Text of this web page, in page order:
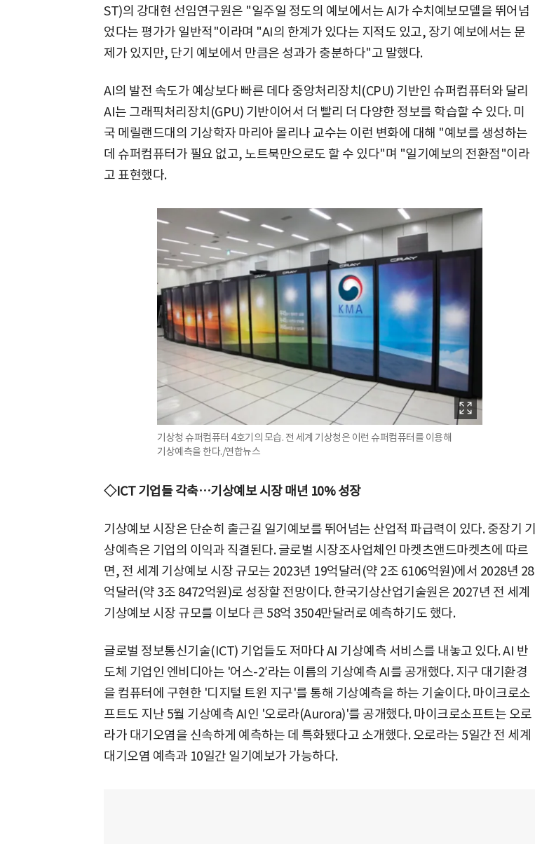
ST)의 강대현 선임연구원은 "일주일 정도의 예보에서는 AI가 수치예보모델을 뛰어넘
었다는 평가가 일반적"이라며 "AI의 한계가 있다는 지적도 있고, 장기 예보에서는 문
제가 있지만, 단기 예보에서 만큼은 성과가 충분하다"고 말했다.
AI의 발전 속도가 예상보다 빠른 데다 중앙처리장치(CPU) 기반인 슈퍼컴퓨터와 달리
AI는 그래픽처리장치(GPU) 기반이어서 더 빨리 더 다양한 정보를 학습할 수 있다. 미
국 메릴랜드대의 기상학자 마리아 몰리나 교수는 이런 변화에 대해 "예보를 생성하는
데 슈퍼컴퓨터가 필요 없고, 노트북만으로도 할 수 있다"며 "일기예보의 전환점"이라
고 표현했다.
기상청 슈퍼컴퓨터 4호기의 모습. 전 세계 기상청은 이런 슈퍼컴퓨터를 이용해
기상예측을 한다./연합뉴스
◇ICT 기업들 각축…기상예보 시장 매년 10% 성장
기상예보 시장은 단순히 출근길 일기예보를 뛰어넘는 산업적 파급력이 있다. 중장기 기
상예측은 기업의 이익과 직결된다. 글로벌 시장조사업체인 마켓츠앤드마켓츠에 따르
면, 전 세계 기상예보 시장 규모는 2023년 19억달러(약 2조 6106억원)에서 2028년 28
억달러(약 3조 8472억원)로 성장할 전망이다. 한국기상산업기술원은 2027년 전 세계
기상예보 시장 규모를 이보다 큰 58억 3504만달러로 예측하기도 했다.
글로벌 정보통신기술(ICT) 기업들도 저마다 AI 기상예측 서비스를 내놓고 있다. AI 반
도체 기업인 엔비디아는 '어스-2′라는 이름의 기상예측 AI를 공개했다. 지구 대기환경
을 컴퓨터에 구현한 '디지털 트윈 지구'를 통해 기상예측을 하는 기술이다. 마이크로소
프트도 지난 5월 기상예측 AI인 '오로라(Aurora)'를 공개했다. 마이크로소프트는 오로
라가 대기오염을 신속하게 예측하는 데 특화됐다고 소개했다. 오로라는 5일간 전 세계
대기오염 예측과 10일간 일기예보가 가능하다.